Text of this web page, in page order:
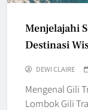
Menjelajahi
Destinasi
DEWI CLAIRE
Mengenal Gili
Lombok Gili